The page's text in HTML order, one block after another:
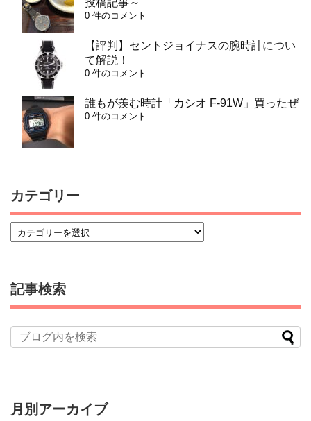
投稿記事～
0 件のコメント
【評判】セントジョイナスの腕時計につい
て解説！
0 件のコメント
誰もが羨む時計「カシオ F-91W」買ったぜ
0 件のコメント
カテゴリー
記事検索
月別アーカイブ